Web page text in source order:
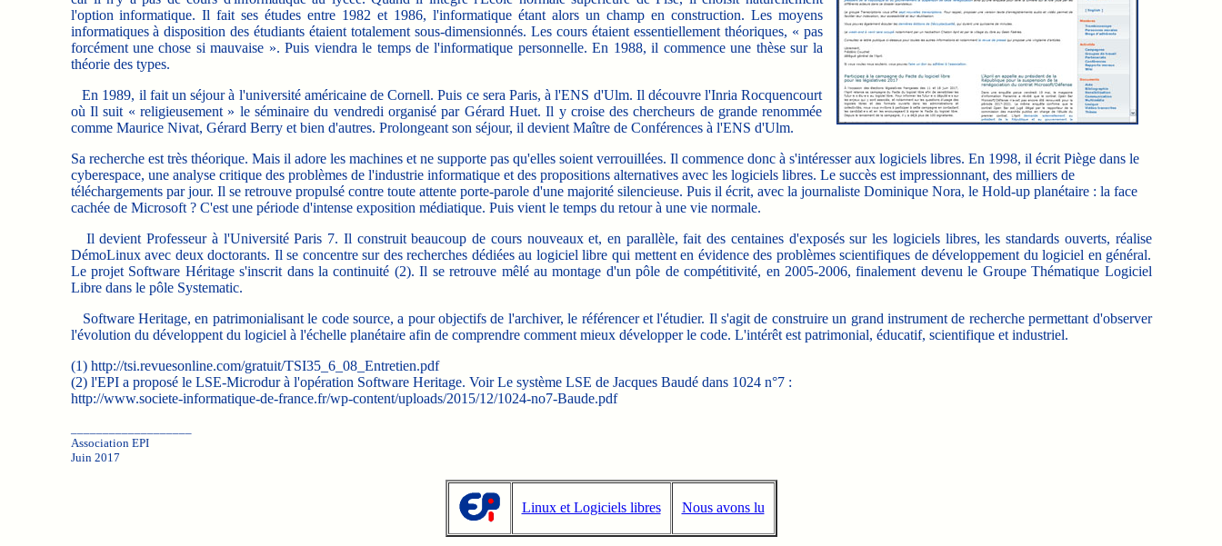
l'option informatique. Il fait ses études entre 1982 et 1986, l'informatique étant alors un champ en construction. Les moyens
informatiques à disposition des étudiants étaient totalement sous-dimensionnés. Les cours étaient essentiellement théoriques, « pas
forcément une chose si mauvaise ». Puis viendra le temps de l'informatique personnelle. En 1988, il commence une thèse sur la
théorie des types.
En 1989, il fait un séjour à l'université américaine de Cornell. Puis ce sera Paris, à l'ENS d'Ulm. Il découvre l'Inria Rocquencourt
où Il suit « religieusement » le séminaire du vendredi organisé par Gérard Huet. Il y croise des chercheurs de grande renommée
comme Maurice Nivat, Gérard Berry et bien d'autres. Prolongeant son séjour, il devient Maître de Conférences à l'ENS d'Ulm.
Sa recherche est très théorique. Mais il adore les machines et ne supporte pas qu'elles soient verrouillées. Il commence donc à s'intéresser aux logiciels libres. En 1998, il écrit Piège dans le
cyberespace, une analyse critique des problèmes de l'industrie informatique et des propositions alternatives avec les logiciels libres. Le succès est impressionnant, des milliers de
téléchargements par jour. Il se retrouve propulsé contre toute attente porte-parole d'une majorité silencieuse. Puis il écrit, avec la journaliste Dominique Nora, le Hold-up planétaire : la face
cachée de Microsoft ? C'est une période d'intense exposition médiatique. Puis vient le temps du retour à une vie normale.
Il devient Professeur à l'Université Paris 7. Il construit beaucoup de cours nouveaux et, en parallèle, fait des centaines d'exposés sur les logiciels libres, les standards ouverts, réalise
DémoLinux avec deux doctorants. Il se concentre sur des recherches dédiées au logiciel libre qui mettent en évidence des problèmes scientifiques de développement du logiciel en général.
Le projet Software Héritage s'inscrit dans la continuité (2). Il se retrouve mêlé au montage d'un pôle de compétitivité, en 2005-2006, finalement devenu le Groupe Thématique Logiciel
Libre dans le pôle Systematic.
Software Heritage, en patrimonialisant le code source, a pour objectifs de l'archiver, le référencer et l'étudier. Il s'agit de construire un grand instrument de recherche permettant d'observer
l'évolution du développent du logiciel à l'échelle planétaire afin de comprendre comment mieux développer le code. L'intérêt est patrimonial, éducatif, scientifique et industriel.
(1) http://tsi.revuesonline.com/gratuit/TSI35_6_08_Entretien.pdf
(2) l'EPI a proposé le LSE-Microdur à l'opération Software Heritage. Voir Le système LSE de Jacques Baudé dans 1024 n°7 :
http://www.societe-informatique-de-france.fr/wp-content/uploads/2015/12/1024-no7-Baude.pdf
Association EPI
Juin 2017
Linux et Logiciels libres Nous avons lu